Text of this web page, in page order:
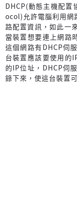
DHCP(動態主機配
ocol)允許電腦利用網
路配置資訊，如此一
當裝置想要連上網路
這個網路有DHCP伺
台裝置應該要使用的
的IP位址，DHCP伺
錄下來，使這台裝置